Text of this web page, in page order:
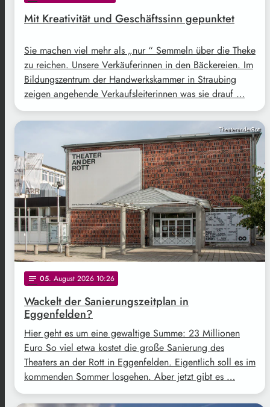
Mit Kreativität und Geschäftssinn gepunktet
Sie machen viel mehr als „nur “ Semmeln über die Theke
zu reichen. Unsere Verkäuferinnen in den Bäckereien. Im
Bildungszentrum der Handwerkskammer in Straubing
zeigen angehende Verkaufsleiterinnen was sie drauf …
TheateranderRott
notes 05. August 2026 10:26
Wackelt der Sanierungszeitplan in
Eggenfelden?
Hier geht es um eine gewaltige Summe: 23 Millionen
Euro So viel etwa kostet die große Sanierung des
Theaters an der Rott in Eggenfelden. Eigentlich soll es im
kommenden Sommer losgehen. Aber jetzt gibt es …